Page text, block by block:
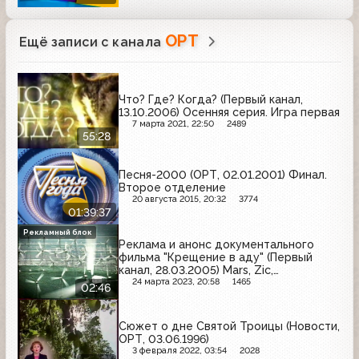
Ещё записи с канала ОРТ
55:28
Что? Где? Когда? (Первый канал,
13.10.2006) Осенняя серия. Игра первая
7 марта 2021, 22:50 2489
01:39:37
Песня-2000 (ОРТ, 02.01.2001) Финал.
Второе отделение
20 августа 2015, 20:32 3774
02:46
Реклама и анонс документального
фильма "Крещение в аду" (Первый
канал, 28.03.2005) Mars, Zic,
Zlatopramen, Intel, Megapolis, Старый
24 марта 2023, 20:58 1465
Рекламный блок
Сюжет о дне Святой Троицы (Новости,
ОРТ, 03.06.1996)
3 февраля 2022, 03:54 2028